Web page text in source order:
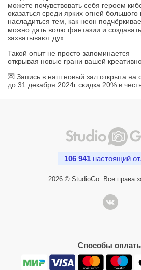
можете почувствовать себя героем
оказаться среди ярких огней
насладиться тем, как неон
можно дать волю фантазии и
захватывают дух.
Такой опыт не просто запоминается —
открывая новые грани вашей
💌 Запись в наш новый зал открыта на
до 31 декабря 2024г скидка 20% в
106 941 настоящий
2026 © StudioGo. Все права
Способы